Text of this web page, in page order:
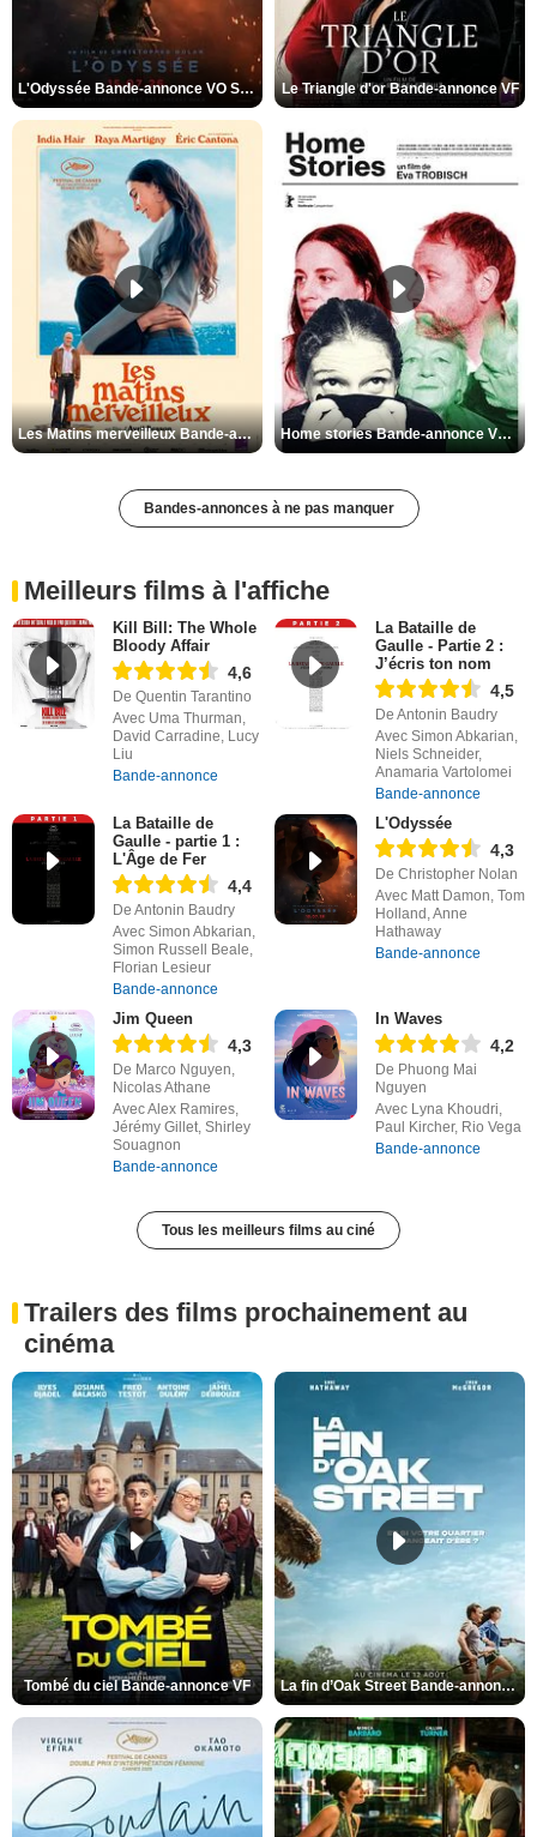
L'Odyssée Bande-annonce VO STFR Le Triangle d'or Bande-annonce VF
Les Matins merveilleux Bande-annonce VF Home stories Bande-annonce VO STFR
Bandes-annonces à ne pas manquer
Meilleurs films à l'affiche
Kill Bill: The Whole
Bloody Affair
4,6
De Quentin Tarantino
Avec Uma Thurman,
David Carradine, Lucy
Liu
Bande-annonce
La Bataille de
Gaulle - Partie 2 :
J’écris ton nom
4,5
De Antonin Baudry
Avec Simon Abkarian,
Niels Schneider,
Anamaria Vartolomei
Bande-annonce
La Bataille de
Gaulle - partie 1 :
L'Âge de Fer
4,4
De Antonin Baudry
Avec Simon Abkarian,
Simon Russell Beale,
Florian Lesieur
Bande-annonce
L'Odyssée
4,3
De Christopher Nolan
Avec Matt Damon, Tom
Holland, Anne
Hathaway
Bande-annonce
Jim Queen
4,3
De Marco Nguyen,
Nicolas Athane
Avec Alex Ramires,
Jérémy Gillet, Shirley
Souagnon
Bande-annonce
In Waves
4,2
De Phuong Mai
Nguyen
Avec Lyna Khoudri,
Paul Kircher, Rio Vega
Bande-annonce
Tous les meilleurs films au ciné
Trailers des films prochainement au
cinéma
Tombé du ciel Bande-annonce VF La fin d’Oak Street Bande-annonce VO STFR